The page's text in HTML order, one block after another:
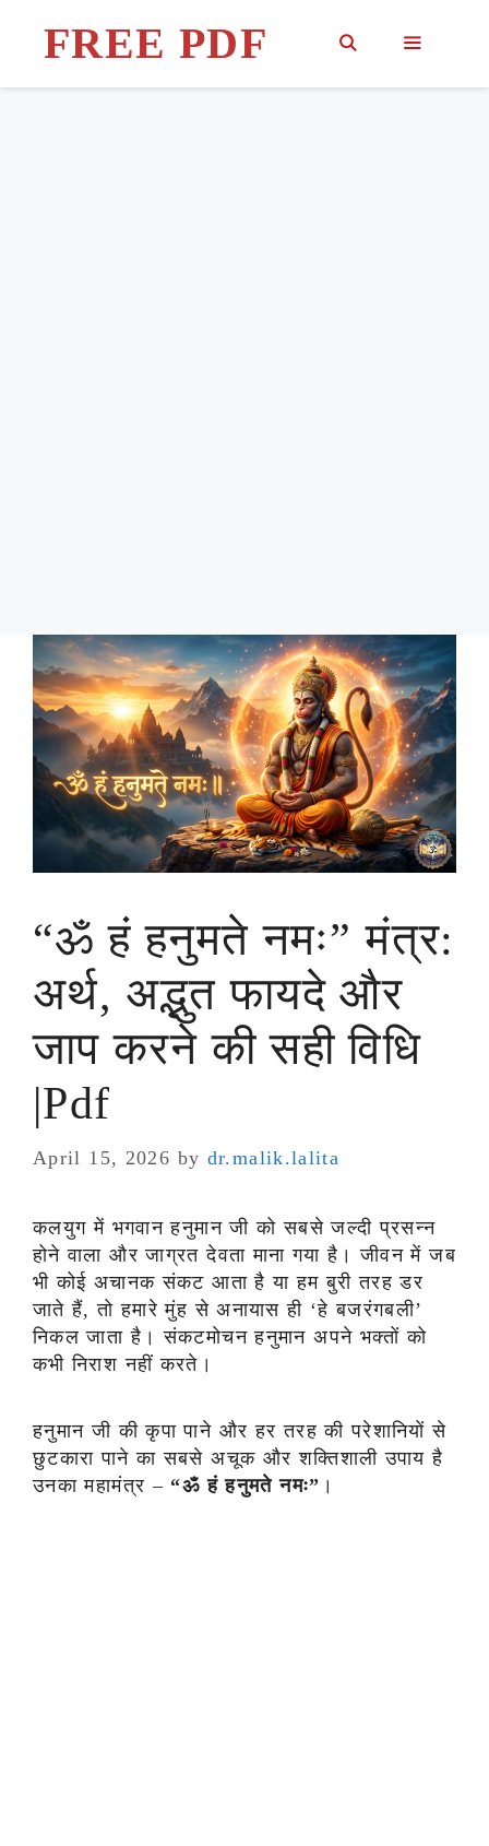
FREE PDF
“ॐ हं हनुमते नमः” मंत्र:
अर्थ, अद्भुत फायदे और
जाप करने की सही विधि
|Pdf
April 15, 2026 by dr.malik.lalita
कलयुग में भगवान हनुमान जी को सबसे जल्दी प्रसन्न
होने वाला और जाग्रत देवता माना गया है। जीवन में जब
भी कोई अचानक संकट आता है या हम बुरी तरह डर
जाते हैं, तो हमारे मुंह से अनायास ही ‘हे बजरंगबली’
निकल जाता है। संकटमोचन हनुमान अपने भक्तों को
कभी निराश नहीं करते।
हनुमान जी की कृपा पाने और हर तरह की परेशानियों से
छुटकारा पाने का सबसे अचूक और शक्तिशाली उपाय है
उनका महामंत्र – “ॐ हं हनुमते नमः” ।